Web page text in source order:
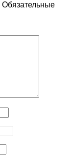
Обязательные